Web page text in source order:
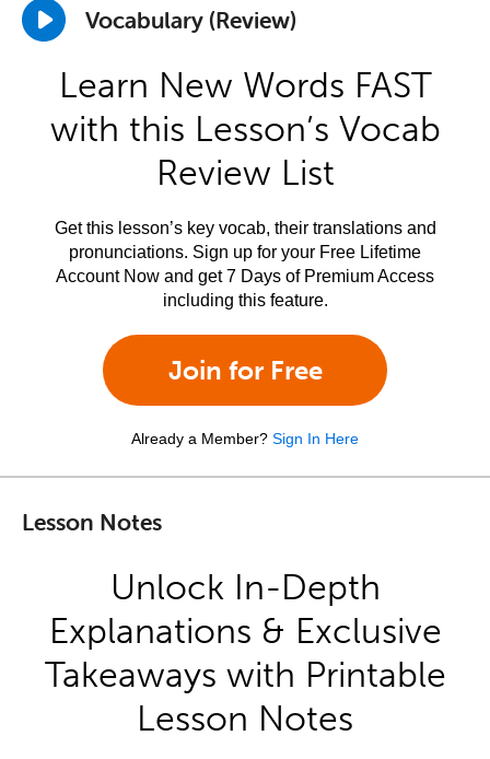
Vocabulary (Review)
Learn New Words FAST
with this Lesson’s Vocab
Review List
Get this lesson’s key vocab, their translations and
pronunciations. Sign up for your Free Lifetime
Account Now and get 7 Days of Premium Access
including this feature.
Join for Free
Already a Member? Sign In Here
Lesson Notes
Unlock In-Depth
Explanations & Exclusive
Takeaways with Printable
Lesson Notes